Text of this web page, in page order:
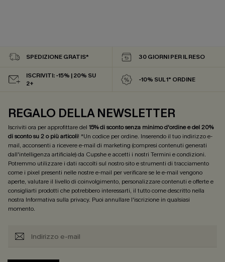
SPEDIZIONE GRATIS* 30 GIORNI PER IL RESO
ISCRIVITI: -15% | 20% SU
2+
-10% SUL 1° ORDINE
REGALO DELLA NEWSLETTER
Iscriviti ora per approfittare del 15% di sconto senza minimo d'ordine e del 20%
di sconto su 2 o più articoli! *Un codice per ordine. Inserendo il tuo indirizzo e-
mail, acconsenti a ricevere e-mail di marketing (compresi contenuti generati
dall'intelligenza artificiale) da Cupshe e accetti i nostri Termini e condizioni.
Potremmo utilizzare i dati raccolti sul nostro sito e strumenti di tracciamento
come i pixel presenti nelle nostre e-mail per verificare se le e-mail vengono
aperte, valutare il livello di coinvolgimento, personalizzare contenuti e offerte e
consigliarti prodotti che potrebbero interessarti, il tutto come descritto nella
nostra Informativa sulla privacy. Puoi annullare l'iscrizione in qualsiasi
momento.